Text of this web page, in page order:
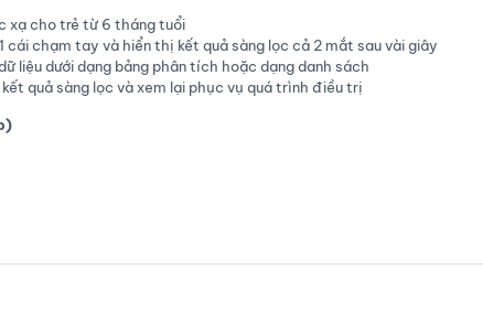
xạ cho trẻ từ 6 tháng tuổi
cái chạm tay và hiển thị kết quả sàng lọc cả 2 mắt sau vài giây
liệu dưới dạng bảng phân tích hoặc dạng danh sách
quả sàng lọc và xem lại phục vụ quá trình điều trị